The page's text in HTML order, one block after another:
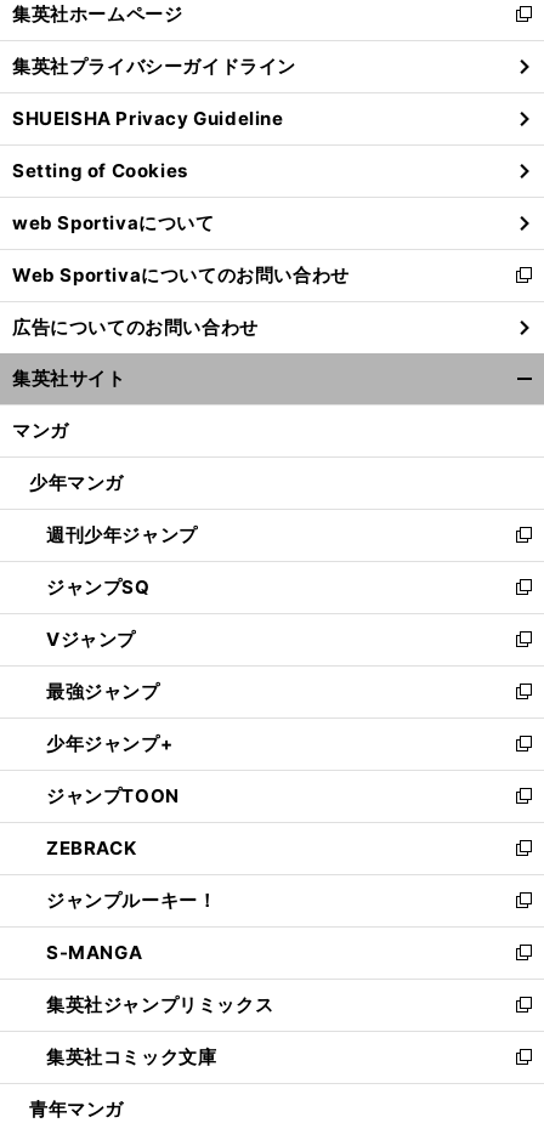
閉
る
集英社ホームページ
新
し
い
ウ
ィ
ン
ド
ウ
で
開
く
集英社プライバシーガイドライン
SHUEISHA Privacy Guideline
Setting of Cookies
web Sportivaについて
Web Sportivaについてのお問い合わせ
新
し
い
ウ
ィ
ン
ウ
開
く
広告についてのお問い合わせ
集英社サイト
マンガ
少年マンガ
週刊少年ジャンプ
新
し
い
ウ
ィ
ン
ド
ウ
で
開
く
ジャンプSQ
新
し
い
ウ
ィ
ン
ド
ウ
で
開
く
Vジャンプ
新
し
い
ウ
ィ
ン
ド
ウ
で
開
く
最強ジャンプ
新
し
い
ウ
ィ
ン
ド
ウ
で
開
く
少年ジャンプ+
新
し
い
ウ
ィ
ン
ド
ウ
で
開
く
ジャンプTOON
新
し
い
ウ
ィ
ン
ド
ウ
で
開
く
ZEBRACK
新
し
い
ウ
ィ
ン
ド
ウ
で
開
ジャンプルーキー！
新
し
い
ウ
ィ
ン
ド
ウ
S-MANGA
新
し
い
ウ
ィ
ン
集英社ジャンプリミックス
新
し
い
ウ
集英社コミック文庫
新
し
青年マンガ